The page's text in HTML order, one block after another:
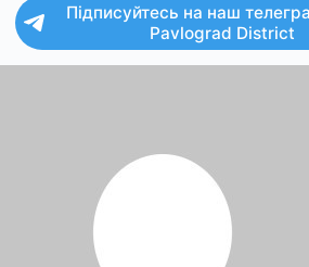
Підписуйтесь на наш
Pavlograd District